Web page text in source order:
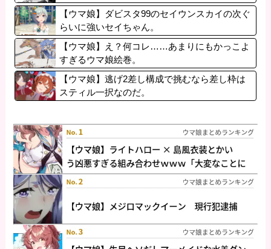
【ウマ娘】ダビスタ99のセイウンスカイの次ぐ
らいに強いセイちゃん。
【ウマ娘】え？何コレ……あまりにもかっこよ
すぎるウマ娘絵巻。
【ウマ娘】逃げ2差し構成で挑むなら差し枠は
スティル一択なのだ。